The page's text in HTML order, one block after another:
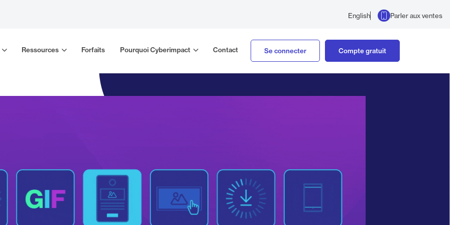
English Parler aux ventes
Ressources Forfaits Pourquoi Cyberimpact Contact Se connecter Compte gratuit